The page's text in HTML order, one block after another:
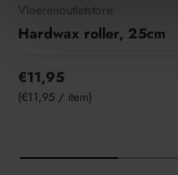
Vloerenoutletstore
Hardwax roller, 25cm
€11,95
Eenheid prijs
€11,95 / item